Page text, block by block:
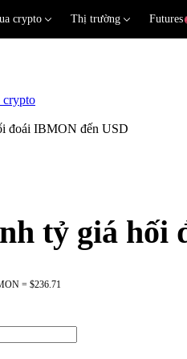
crypto Thị trường Futures
crypto
đoái IBMON đến USD
tỷ giá hối
= $236.71